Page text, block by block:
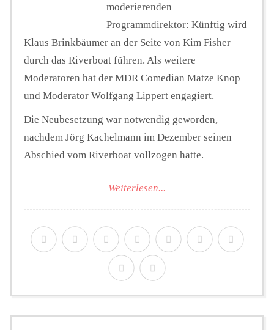
moderierenden
Programmdirektor: Künftig wird
Klaus Brinkbäumer an der Seite von Kim Fisher
durch das Riverboat führen. Als weitere
Moderatoren hat der MDR Comedian Matze Knop
und Moderator Wolfgang Lippert engagiert.
Die Neubesetzung war notwendig geworden,
nachdem Jörg Kachelmann im Dezember seinen
Abschied vom Riverboat vollzogen hatte.
Weiterlesen...